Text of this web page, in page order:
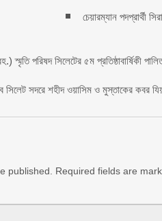
চেয়ারম্যান পদপ্রার্থী
স্মৃতি পরিষদ সিলেটের ৫ম প্রতিষ্ঠাবার্ষিকী
সিলেট সদরে শহীদ ওয়াসিম ও মুস্তাকের কবর
published. Required fields are